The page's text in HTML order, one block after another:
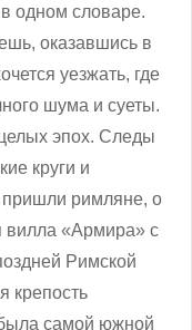
одном словаре.
оказавшись в
уезжать, где
шума и суеты.
эпох. Следы
круги и
римляне, о
вилла «Армира» с
Римской
крепость
самой южной